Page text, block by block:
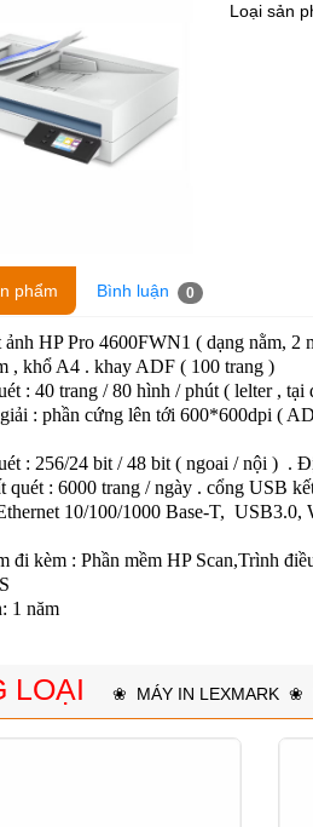
Loại sản
phẩm Bình luận 0
ảnh HP Pro 4600FWN1 ( dạng nằm,
, khổ A4 . khay ADF ( 100 trang )
: 40 trang / 80 hình / phút ( lelter ,
: phần cứng lên tới 600*600dpi (
: 256/24 bit / 48 bit ( ngoai / nội ) .
quét : 6000 trang / ngày . cổng USB
10/100/1000 Base-T, USB3.0,
đi kèm : Phần mềm HP Scan,Trình
1 năm
LOẠI ❀ MÁY IN LEXMARK ❀